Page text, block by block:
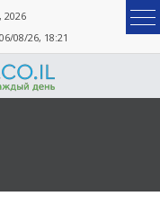
2026
08/26, 18:21